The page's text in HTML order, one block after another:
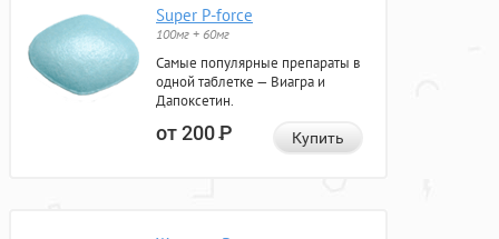
Super P-force
100мг + 60мг
Самые популярные препараты в
одной таблетке — Виагра и
Дапоксетин.
от 200Р Купить